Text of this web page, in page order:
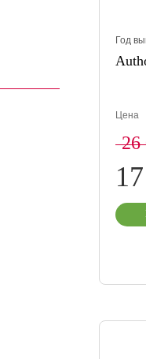
Год
Цена